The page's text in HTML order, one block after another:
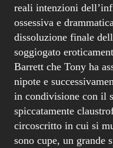
reali intenzioni
ossessiva e
dissoluzione finale
soggiogato
Barrett che Tony ha
nipote e
in condivisione con il
spiccatamente
circoscritto in cui si
sono cupe, un grande